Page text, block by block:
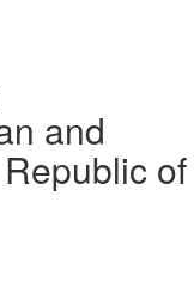
and
of